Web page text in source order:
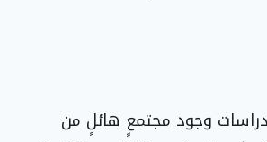
وجود مجتمعٍ هائلٍ من